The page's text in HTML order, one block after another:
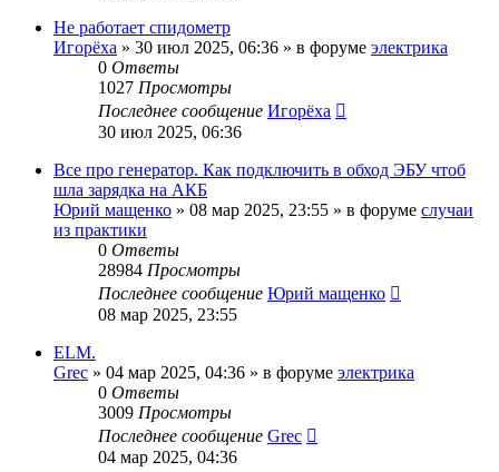
Не работает спидометр
Игорёха » 30 июл 2025, 06:36 » в форуме электрика
0 Ответы
1027 Просмотры
Последнее сообщение Игорёха
30 июл 2025, 06:36
Все про генератор. Как подключить в обход ЭБУ чтоб
шла зарядка на АКБ
Юрий мащенко » 08 мар 2025, 23:55 » в форуме случаи
из практики
0 Ответы
28984 Просмотры
Последнее сообщение Юрий мащенко
08 мар 2025, 23:55
ELM.
Grec » 04 мар 2025, 04:36 » в форуме электрика
0 Ответы
3009 Просмотры
Последнее сообщение Grec
04 мар 2025, 04:36